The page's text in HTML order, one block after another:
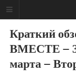
Краткий
ВМЕСТЕ –
марта –